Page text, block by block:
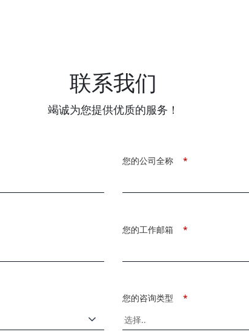
联系我们
竭诚为您提供优质的服务！
*
您的公司全称
*
您的工作邮箱
*
您的咨询类型